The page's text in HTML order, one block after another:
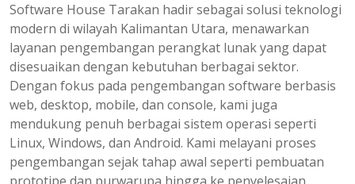
Software House Tarakan hadir sebagai solusi teknologi
modern di wilayah Kalimantan Utara, menawarkan
layanan pengembangan perangkat lunak yang dapat
disesuaikan dengan kebutuhan berbagai sektor.
Dengan fokus pada pengembangan software berbasis
web, desktop, mobile, dan console, kami juga
mendukung penuh berbagai sistem operasi seperti
Linux, Windows, dan Android. Kami melayani proses
pengembangan sejak tahap awal seperti pembuatan